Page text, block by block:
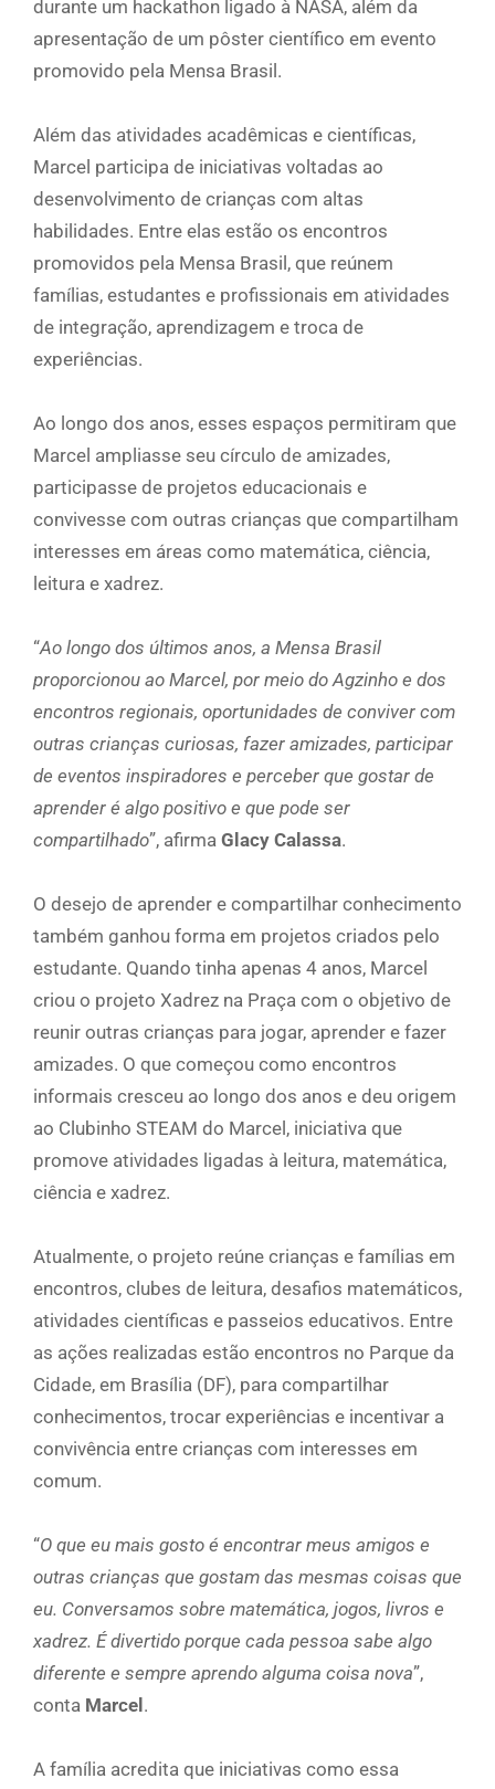
durante um hackathon ligado à NASA, além da
apresentação de um pôster científico em evento
promovido pela Mensa Brasil.
Além das atividades acadêmicas e científicas,
Marcel participa de iniciativas voltadas ao
desenvolvimento de crianças com altas
habilidades. Entre elas estão os encontros
promovidos pela Mensa Brasil, que reúnem
famílias, estudantes e profissionais em atividades
de integração, aprendizagem e troca de
experiências.
Ao longo dos anos, esses espaços permitiram que
Marcel ampliasse seu círculo de amizades,
participasse de projetos educacionais e
convivesse com outras crianças que compartilham
interesses em áreas como matemática, ciência,
leitura e xadrez.
“Ao longo dos últimos anos, a Mensa Brasil
proporcionou ao Marcel, por meio do Agzinho e dos
encontros regionais, oportunidades de conviver com
outras crianças curiosas, fazer amizades, participar
de eventos inspiradores e perceber que gostar de
aprender é algo positivo e que pode ser
compartilhado”, afirma Glacy Calassa.
O desejo de aprender e compartilhar conhecimento
também ganhou forma em projetos criados pelo
estudante. Quando tinha apenas 4 anos, Marcel
criou o projeto Xadrez na Praça com o objetivo de
reunir outras crianças para jogar, aprender e fazer
amizades. O que começou como encontros
informais cresceu ao longo dos anos e deu origem
ao Clubinho STEAM do Marcel, iniciativa que
promove atividades ligadas à leitura, matemática,
ciência e xadrez.
Atualmente, o projeto reúne crianças e famílias em
encontros, clubes de leitura, desafios matemáticos,
atividades científicas e passeios educativos. Entre
as ações realizadas estão encontros no Parque da
Cidade, em Brasília (DF), para compartilhar
conhecimentos, trocar experiências e incentivar a
convivência entre crianças com interesses em
comum.
“O que eu mais gosto é encontrar meus amigos e
outras crianças que gostam das mesmas coisas que
eu. Conversamos sobre matemática, jogos, livros e
xadrez. É divertido porque cada pessoa sabe algo
diferente e sempre aprendo alguma coisa nova”,
conta Marcel .
A família acredita que iniciativas como essa